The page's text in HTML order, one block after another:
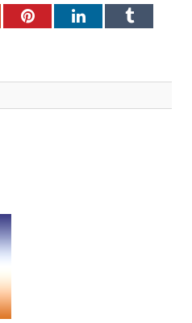
PinterestLinkedInTumblr